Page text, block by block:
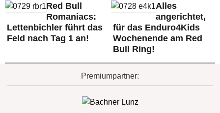
Red Bull
Romaniacs:
Lettenbichler führt das
Feld nach Tag 1 an!
Alles
angerichtet,
für das Enduro4Kids
Wochenende am Red
Bull Ring!
Premiumpartner: